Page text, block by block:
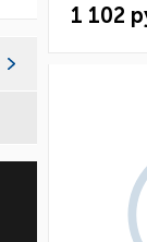
1 102